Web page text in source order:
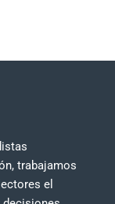
trabajamos
el